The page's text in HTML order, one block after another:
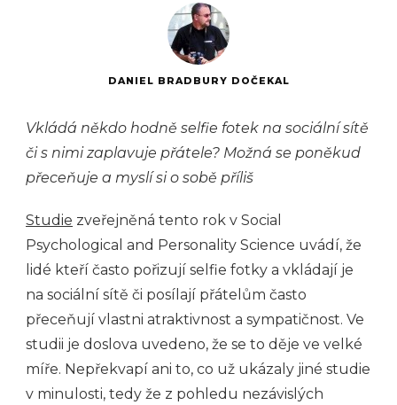
DANIEL BRADBURY DOČEKAL
Vkládá někdo hodně selfie fotek na sociální sítě
či s nimi zaplavuje přátele? Možná se poněkud
přeceňuje a myslí si o sobě příliš
Studie zveřejněná tento rok v Social
Psychological and Personality Science uvádí, že
lidé kteří často pořizují selfie fotky a vkládají je
na sociální sítě či posílají přátelům často
přeceňují vlastni atraktivnost a sympatičnost. Ve
studii je doslova uvedeno, že se to děje ve velké
míře. Nepřekvapí ani to, co už ukázaly jiné studie
v minulosti, tedy že z pohledu nezávislých